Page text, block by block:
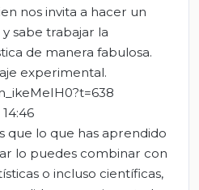
nos invita a hacer un
sabe trabajar la
de manera fabulosa.
experimental.
que lo que has aprendido
lo puedes combinar con
o incluso científicas,